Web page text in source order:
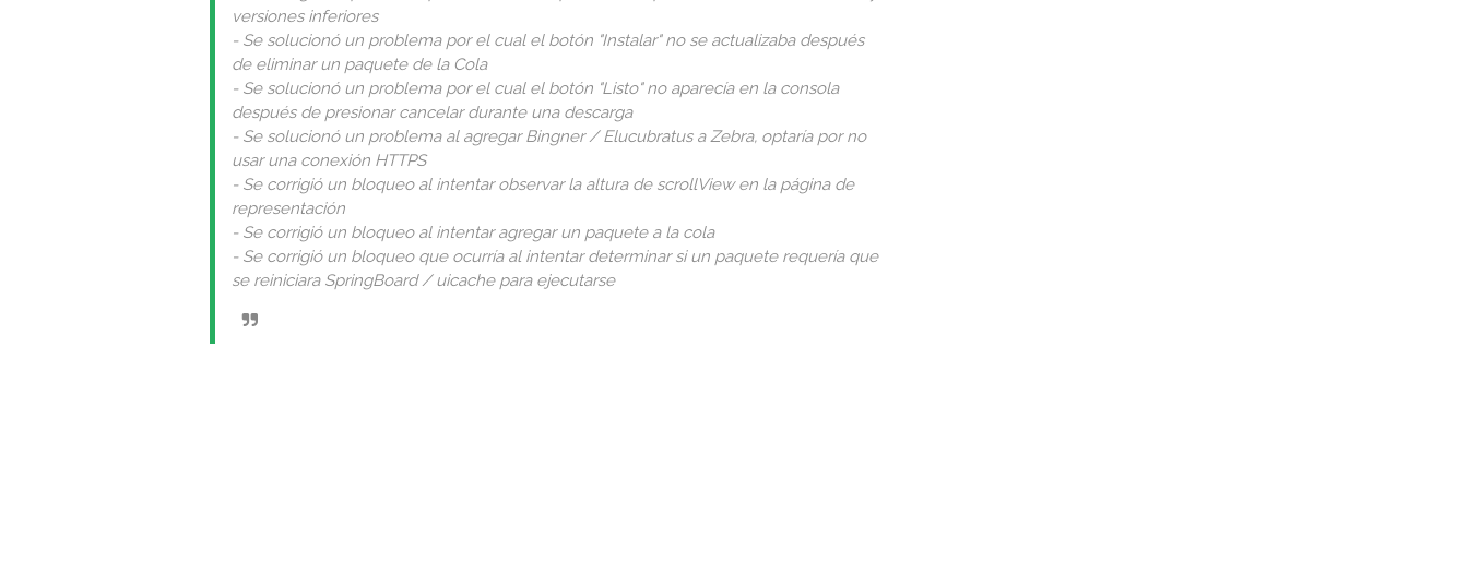
versiones inferiores
- Se solucionó un problema por el cual el botón "Instalar" no se actualizaba después
de eliminar un paquete de la Cola
- Se solucionó un problema por el cual el botón "Listo" no aparecía en la consola
después de presionar cancelar durante una descarga
- Se solucionó un problema al agregar Bingner / Elucubratus a Zebra, optaría por no
usar una conexión HTTPS
- Se corrigió un bloqueo al intentar observar la altura de scrollView en la página de
representación
- Se corrigió un bloqueo al intentar agregar un paquete a la cola
- Se corrigió un bloqueo que ocurría al intentar determinar si un paquete requería que
se reiniciara SpringBoard / uicache para ejecutarse